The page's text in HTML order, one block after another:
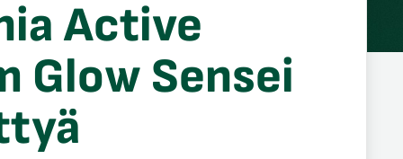
Active
Glow Sensei